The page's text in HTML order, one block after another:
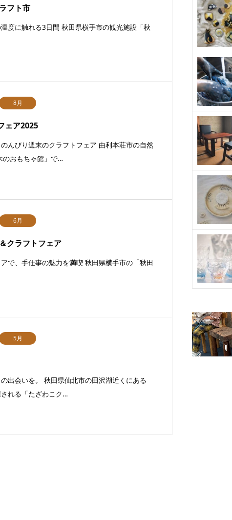
フト市
度に触れる3日間 秋田県横手市の観光施設「秋
8月
ェア2025
んびり週末のクラフトフェア 由利本荘市の自然
のおもちゃ館」で…
6月
クラフトフェア
で、手仕事の魅力を満喫 秋田県横手市の「秋田
5月
出会いを。 秋田県仙北市の田沢湖近くにある
される「たざわこク…